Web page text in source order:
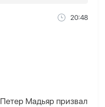
20:48
Мадьяр призвал